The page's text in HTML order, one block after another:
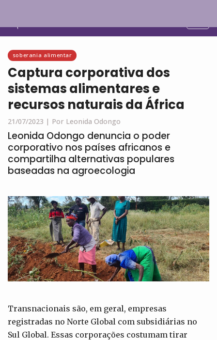
soberania alimentar
Captura corporativa dos
sistemas alimentares e
recursos naturais da África
21/07/2023 | Por Leonida Odongo
Leonida Odongo denuncia o poder
corporativo nos países africanos e
compartilha alternativas populares
baseadas na agroecologia
Transnacionais são, em geral, empresas
registradas no Norte Global com subsidiárias no
Sul Global. Essas corporações costumam tirar